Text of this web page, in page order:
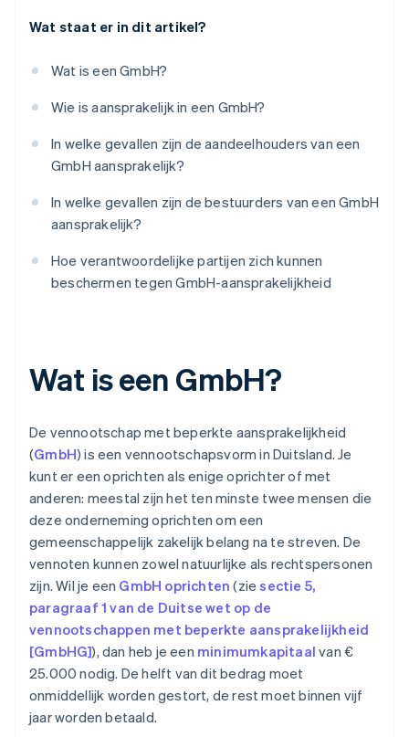
Wat staat er in dit artikel?
Wat is een GmbH?
Wie is aansprakelijk in een GmbH?
In welke gevallen zijn de aandeelhouders van een
GmbH aansprakelijk?
In welke gevallen zijn de bestuurders van een GmbH
aansprakelijk?
Hoe verantwoordelijke partijen zich kunnen
beschermen tegen GmbH-aansprakelijkheid
Wat is een GmbH?
De vennootschap met beperkte aansprakelijkheid
(GmbH) is een vennootschapsvorm in Duitsland. Je
kunt er een oprichten als enige oprichter of met
anderen: meestal zijn het ten minste twee mensen die
deze onderneming oprichten om een
gemeenschappelijk zakelijk belang na te streven. De
vennoten kunnen zowel natuurlijke als rechtspersonen
zijn. Wil je een GmbH oprichten (ziesectie 5,
paragraaf 1 van de Duitse wet op de
vennootschappen met beperkte aansprakelijkheid
[GmbHG]), dan heb je een minimumkapitaal van €
25.000 nodig. De helft van dit bedrag moet
onmiddellijk worden gestort, de rest moet binnen vijf
jaar worden betaald.